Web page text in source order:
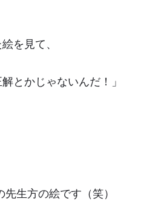
を見て、
とかじゃないんだ！」
生方の絵です（笑）